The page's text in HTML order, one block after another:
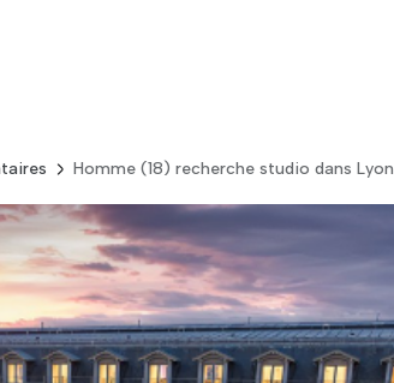
Homme (18) recherche studio dans Lyon